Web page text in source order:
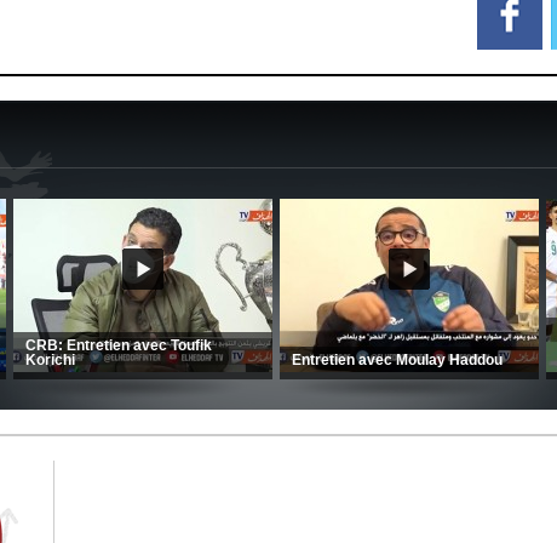
CSC: La préparation des hommes
d’Amrani se poursuit en Tunisie
MCA: Kaci-Saïd évoque le large
succès du Mouloudia face au FC
MFM